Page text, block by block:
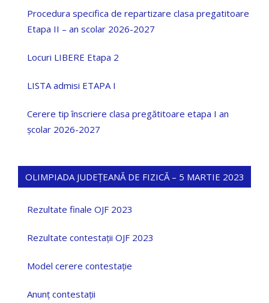
Procedura specifica de repartizare clasa pregatitoare
Etapa II – an scolar 2026-2027
Locuri LIBERE Etapa 2
LISTA admisi ETAPA I
Cerere tip înscriere clasa pregătitoare etapa I an
școlar 2026-2027
OLIMPIADA JUDEȚEANĂ DE FIZICĂ – 5 MARTIE 2023
Rezultate finale OJF 2023
Rezultate contestații OJF 2023
Model cerere contestație
Anunț contestații